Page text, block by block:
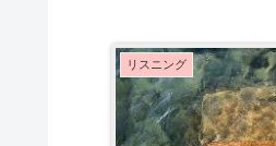
リスニング